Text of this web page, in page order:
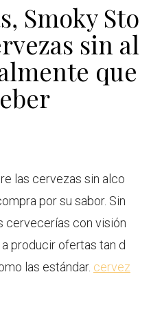
Smoky Sto
sin al
que
las cervezas sin alco
por su sabor. Sin
cervecerías con visión
producir ofertas tan d
las estándar. cervez